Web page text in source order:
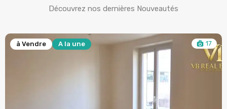
Découvrez nos dernières Nouveautés
à Vendre A la une 17